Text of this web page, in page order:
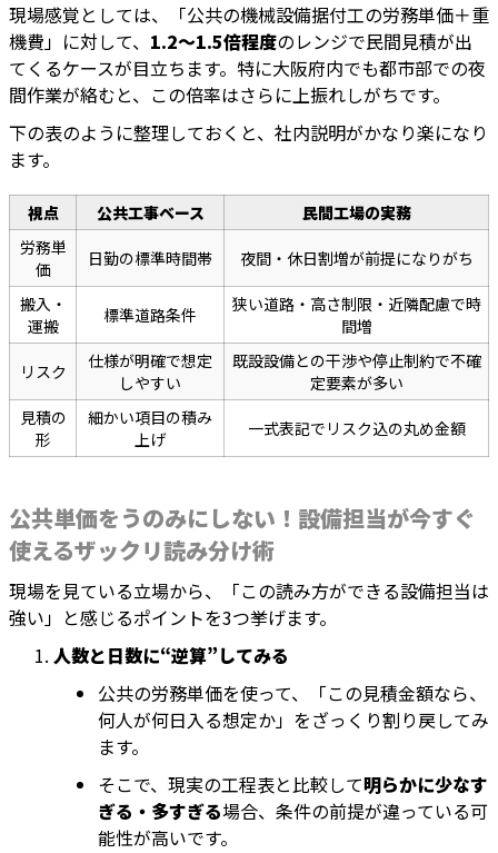
現場感覚としては、「公共の機械設備据付工の労務単価＋重
機費」に対して、 1.2〜1.5倍程度のレンジで民間見積が出
てくるケースが目立ちます。特に大阪府内でも都市部での夜
間作業が絡むと、この倍率はさらに上振れしがちです。
下の表のように整理しておくと、社内説明がかなり楽になり
ます。
視点 公共工事ベース
民間工場の実務
労務単
価
日勤の標準時間帯 夜間・休日割増が前提になりがち
搬入・
運搬
標準道路条件
狭い道路・高さ制限・近隣配慮で時
間増
リスク
仕様が明確で想定
しやすい
既設設備との干渉や停止制約で不確
定要素が多い
見積の
形
細かい項目の積み
上げ
一式表記でリスク込の丸め金額
公共単価をうのみにしない！設備担当が今すぐ
使えるザックリ読み分け術
現場を見ている立場から、「この読み方ができる設備担当は
強い」と感じるポイントを3つ挙げます。
人数と日数に“逆算”してみる
公共の労務単価を使って、「この見積金額なら、
何人が何日入る想定か」をざっくり割り戻してみ
ます。
そこで、現実の工程表と比較して明らかに少なす
ぎる・多すぎる場合、条件の前提が違っている可
能性が高いです。